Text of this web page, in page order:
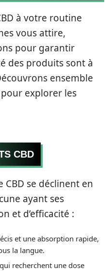
à votre routine
vous attire,
pour garantir
des produits sont à
ensemble
explorer les
CBD
CBD se déclinent en
ayant ses
et d’efficacité :
et une absorption rapide,
la langue.
recherchent une dose